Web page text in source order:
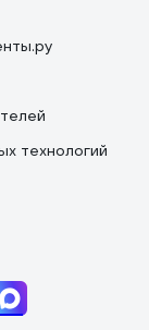
технологий